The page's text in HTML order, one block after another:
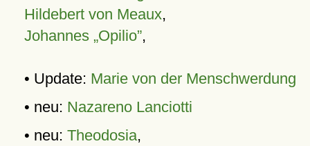
Hildebert von Meaux,
Johannes „Opilio”,
• Update: Marie von der Menschwerdung
• neu: Nazareno Lanciotti
• neu: Theodosia,